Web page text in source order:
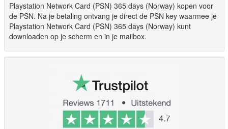
Playstation Network Card (PSN) 365 days (Norway) kopen voor
de PSN. Na je betaling ontvang je direct de PSN key waarmee je
Playstation Network Card (PSN) 365 days (Norway) kunt
downloaden op je scherm en in je mailbox.